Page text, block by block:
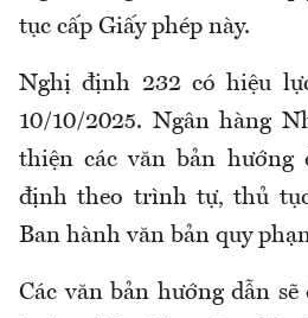
tục cấp Giấy phép này.
Nghị định 232 có hiệu
10/10/2025. Ngân hàng
thiện các văn bản
định theo trình tự, thủ
Ban hành văn bản quy
Các văn bản hướng dẫn